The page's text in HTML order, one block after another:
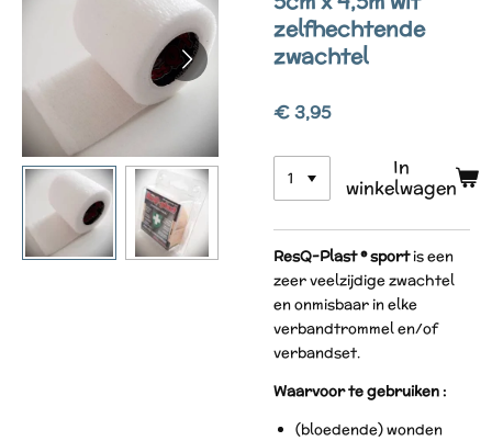
zelfhechtende
zwachtel
€ 3,95
In
winkelwagen
ResQ-Plast ® sportis een
zeer veelzijdige zwachtel
en onmisbaar in elke
verbandtrommel en/of
verbandset.
Waarvoor te gebruiken :
(bloedende) wonden